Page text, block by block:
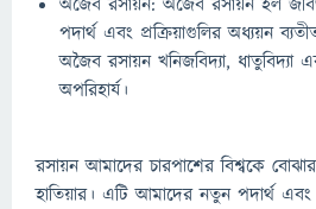
পদার্থ এবং প্রক্রিয়াগুলির অধ্যয়ন
অজৈব রসায়ন খনিজবিদ্যা, ধাতুবিদ্যা
অপরিহার্য।
রসায়ন আমাদের চারপাশের বিশ্বকে
হাতিয়ার। এটি আমাদের নতুন পদার্থ